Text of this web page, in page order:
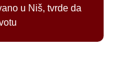
u Niš, tvrde da